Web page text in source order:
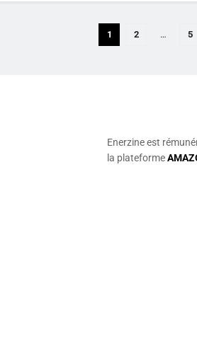
1 2 … 5
Enerzine est
la plateforme